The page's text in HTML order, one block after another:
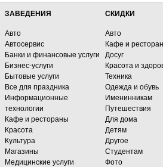
ЗАВЕДЕНИЯ
Авто
Автосервис
Банки и финансовые услуги
Бизнес-услуги
Бытовые услуги
Все для праздника
Информационные
технологии
Кафе и рестораны
Красота
Культура
Магазины
Медицинские услуги
СКИДКИ
Авто
Кафе и
Досуг
Красота и
Техника
Одежда и обувь
Именинникам
Путешествия
Для дома
Детям
Другое
Студентам
Фото